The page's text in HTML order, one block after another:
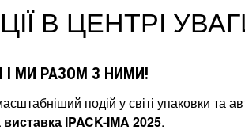
В ЦЕНТРІ
І МИ РАЗОМ З НИМИ!
подій у світі упаковки та
IPACK-IMA 2025.